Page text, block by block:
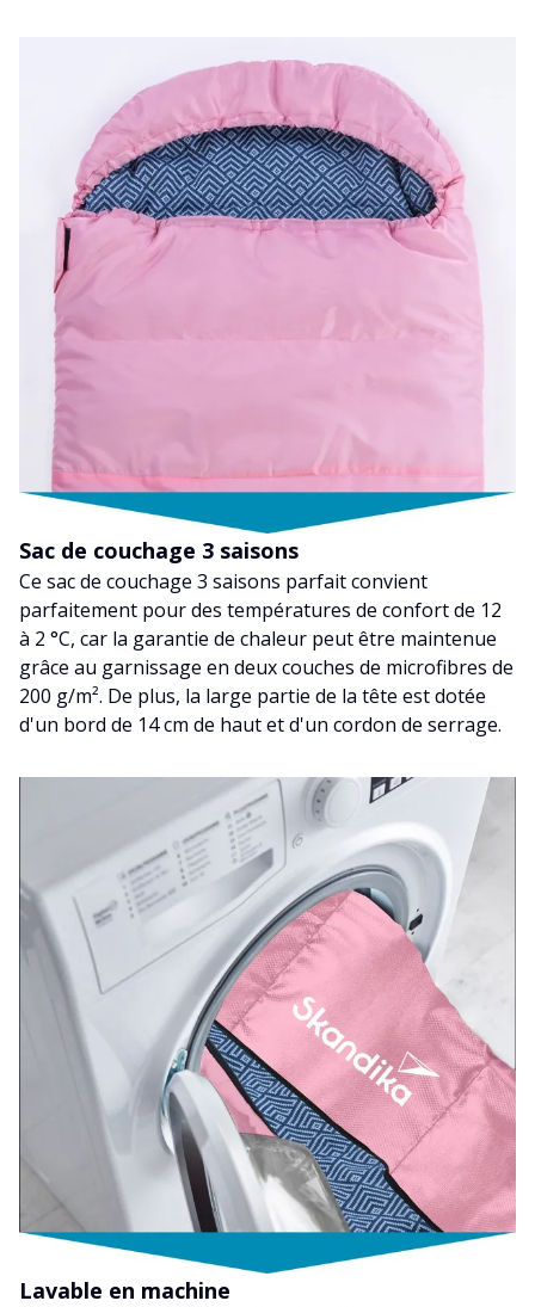
Sac de couchage 3 saisons
Ce sac de couchage 3 saisons parfait convient
parfaitement pour des températures de confort de 12
à 2 °C, car la garantie de chaleur peut être maintenue
grâce au garnissage en deux couches de microfibres de
200 g/m². De plus, la large partie de la tête est dotée
d'un bord de 14 cm de haut et d'un cordon de serrage.
Lavable en machine